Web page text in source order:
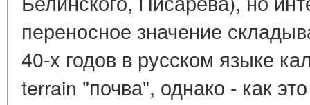
переносное значение
40-х годов в русском языке
terrain "почва", однако - как